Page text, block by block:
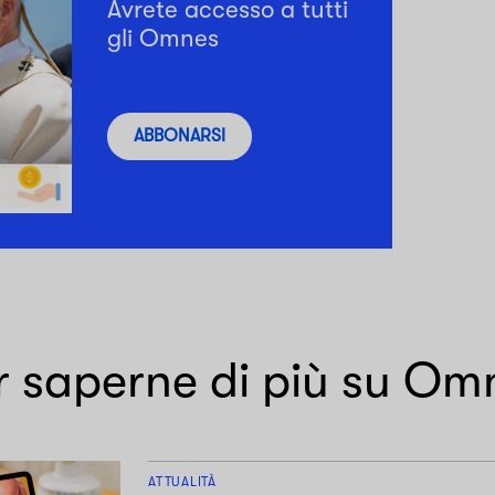
Avrete accesso a tutti
gli Omnes
ABBONARSI
saperne di più su
ATTUALITÀ